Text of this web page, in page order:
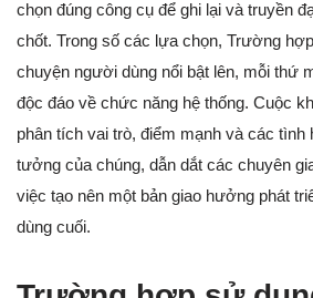
chọn đúng công cụ để ghi lại và truyền
chốt. Trong số các lựa chọn, Trường
chuyện người dùng nổi bật lên, mỗi thứ
độc đáo về chức năng hệ thống. Cuộc
phân tích vai trò, điểm mạnh và các tình
tưởng của chúng, dẫn dắt các chuyên
việc tạo nên một bản giao hưởng phát
dùng cuối.